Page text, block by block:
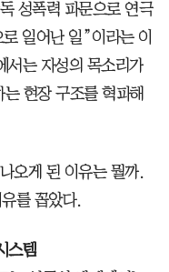
성폭력 파문으로 연극
일어난 일”이라는 이
서는 자성의 목소리가
현장 구조를 혁파해
오게 된 이유는 뭘까.
를 꼽았다.
스템